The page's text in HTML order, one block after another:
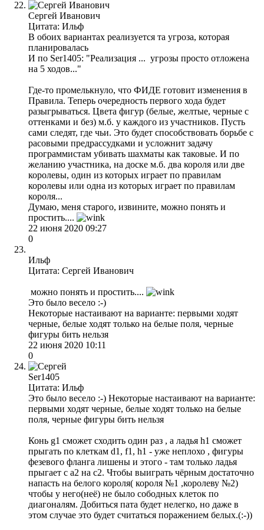
Сергей Иванович
Цитата: Ильф
В обоих вариантах реализуется та угроза, которая
планировалась
И по Ser1405: "Реализация ... угрозы просто отложена
на 5 ходов..."
Где-то промелькнуло, что ФИДЕ готовит изменения в
Правила. Теперь очередность первого хода будет
разыгрываться. Цвета фигур (белые, желтые, черные с
оттенками и без) м.б. у каждого из участников. Пусть
сами следят, где чьи. Это будет способствовать борьбе с
расовыми предрассудками и усложнит задачу
программистам убивать шахматы как таковые. И по
желанию участника, на доске м.б. два короля или две
королевы, один из которых играет по правилам
королевы или одна из которых играет по правилам
короля...
Думаю, меня старого, извините, можно понять и
простить....
22 июня 2020 09:27
0
Ильф
Цитата: Сергей Иванович
можно понять и простить....
Это было весело :-)
Некоторые настаивают на варианте: первыми ходят
черные, белые ходят только на белые поля, черные
фигуры бить нельзя
22 июня 2020 10:11
0
Ser1405
Цитата: Ильф
Это было весело :-) Некоторые настаивают на варианте:
первыми ходят черные, белые ходят только на белые
поля, черные фигуры бить нельзя
Конь g1 сможет сходить один раз , а ладья h1 сможет
прыгать по клеткам d1, f1, h1 - уже неплохо , фигуры
фезевого фланга лишены и этого - там только ладья
прыгает с а2 на с2. Чтобы выиграть чёрным достаточно
напасть на белого короля( короля №1 ,королеву №2)
чтобы у него(неё) не было сободных клеток по
диагоналям. Добиться пата будет нелегко, но даже в
этом случае это будет считаться поражением белых.(:-))